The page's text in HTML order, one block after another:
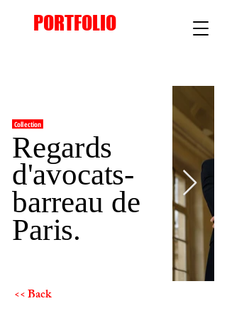
PORTFOLIO
Collection
Regards
d'avocats-
barreau de
Paris.
<< Back